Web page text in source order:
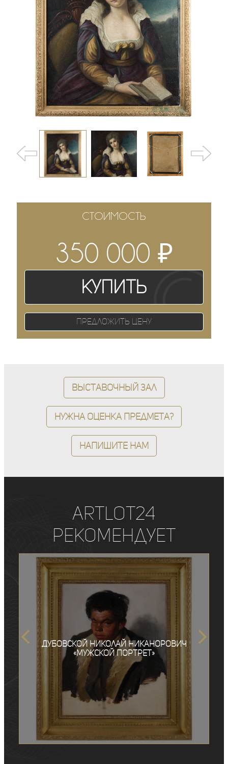
СТОИМОСТЬ
350 000 ₽
Купить
Предложить цену
Выставочный зал
Нужна оценка предмета?
Напишите нам
ArtLot24
рекомендует
Дубовской Николай Никанорович
«Мужской портрет»